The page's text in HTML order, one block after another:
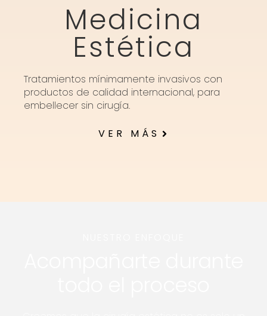
Medicina
Estética
Tratamientos mínimamente invasivos con
productos de calidad internacional, para
embellecer sin cirugía.
VER MÁS